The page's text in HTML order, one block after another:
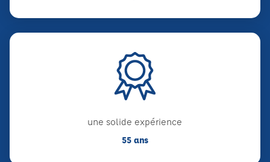
une solide expérience
55 ans